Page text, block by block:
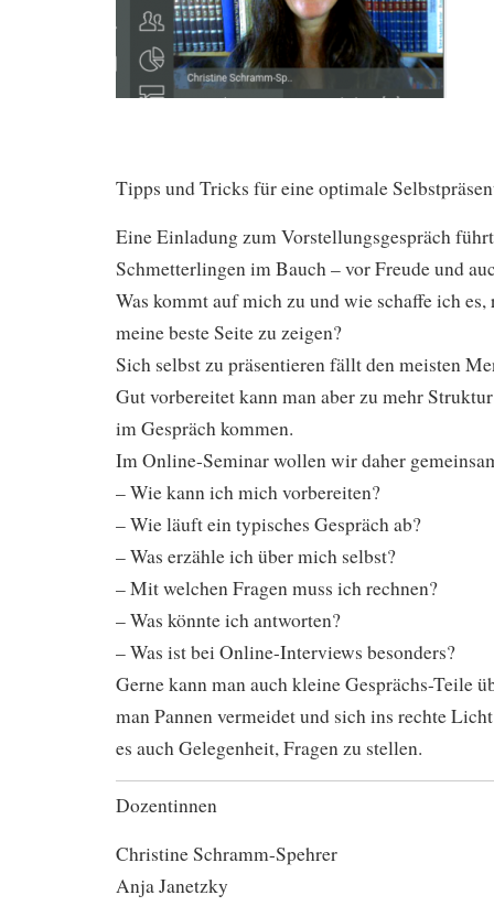
Tipps und Tricks für eine optimale
Eine Einladung zum Vorstellungsgespräch
Schmetterlingen im Bauch – vor Freude und
Was kommt auf mich zu und wie schaffe ich
meine beste Seite zu zeigen?
Sich selbst zu präsentieren fällt den meisten
Gut vorbereitet kann man aber zu mehr
im Gespräch kommen.
Im Online-Seminar wollen wir daher
– Wie kann ich mich vorbereiten?
– Wie läuft ein typisches Gespräch ab?
– Was erzähle ich über mich selbst?
– Mit welchen Fragen muss ich rechnen?
– Was könnte ich antworten?
– Was ist bei Online-Interviews besonders?
Gerne kann man auch kleine Gesprächs-Teile
man Pannen vermeidet und sich ins rechte
es auch Gelegenheit, Fragen zu stellen.
Dozentinnen
Christine Schramm-Spehrer
Anja Janetzky